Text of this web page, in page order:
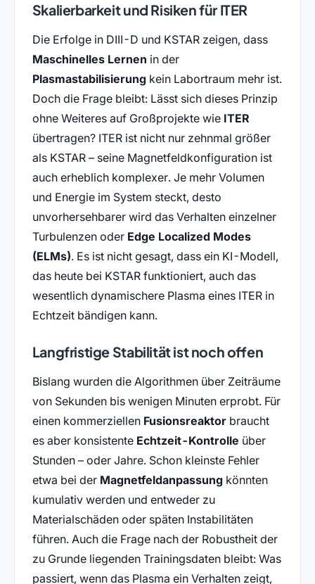
Skalierbarkeit und Risiken für ITER
Die Erfolge in DIII-D und KSTAR zeigen, dass
Maschinelles Lernen in der
Plasmastabilisierungkein Labortraum mehr ist.
Doch die Frage bleibt: Lässt sich dieses Prinzip
ohne Weiteres auf Großprojekte wie ITER
übertragen? ITER ist nicht nur zehnmal größer
als KSTAR – seine Magnetfeldkonfiguration ist
auch erheblich komplexer. Je mehr Volumen
und Energie im System steckt, desto
unvorhersehbarer wird das Verhalten einzelner
Turbulenzen oder Edge Localized Modes
(ELMs). Es ist nicht gesagt, dass ein KI-Modell,
das heute bei KSTAR funktioniert, auch das
wesentlich dynamischere Plasma eines ITER in
Echtzeit bändigen kann.
Langfristige Stabilität ist noch offen
Bislang wurden die Algorithmen über Zeiträume
von Sekunden bis wenigen Minuten erprobt. Für
einen kommerziellen Fusionsreaktorbraucht
es aber konsistente Echtzeit-Kontrolle über
Stunden – oder Jahre. Schon kleinste Fehler
etwa bei der Magnetfeldanpassungkönnten
kumulativ werden und entweder zu
Materialschäden oder späten Instabilitäten
führen. Auch die Frage nach der Robustheit der
zu Grunde liegenden Trainingsdaten bleibt: Was
passiert, wenn das Plasma ein Verhalten zeigt,